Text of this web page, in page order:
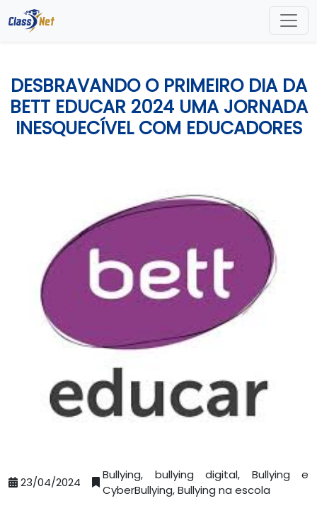
DESBRAVANDO O PRIMEIRO DIA DA
BETT EDUCAR 2024 UMA JORNADA
INESQUECÍVEL COM EDUCADORES
23/04/2024
Bullying, bullying digital, Bullying e
CyberBullying, Bullying na escola